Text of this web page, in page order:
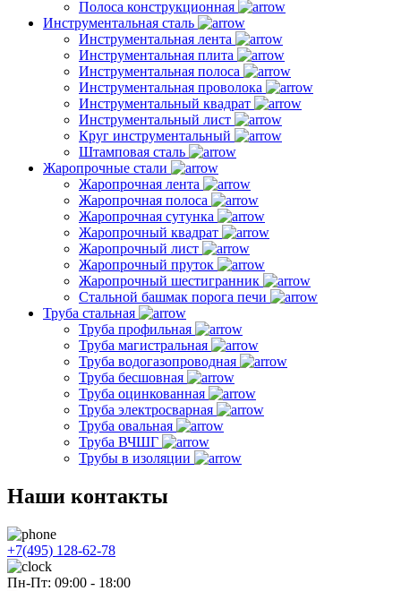
Полоса конструкционная
Инструментальная сталь
Инструментальная лента
Инструментальная плита
Инструментальная полоса
Инструментальная проволока
Инструментальный квадрат
Инструментальный лист
Круг инструментальный
Штамповая сталь
Жаропрочные стали
Жаропрочная лента
Жаропрочная полоса
Жаропрочная сутунка
Жаропрочный квадрат
Жаропрочный лист
Жаропрочный пруток
Жаропрочный шестигранник
Стальной башмак порога печи
Труба стальная
Труба профильная
Труба магистральная
Труба водогазопроводная
Труба бесшовная
Труба оцинкованная
Труба электросварная
Труба овальная
Труба ВЧШГ
Трубы в изоляции
Наши контакты
+7(495) 128-62-78
Пн-Пт: 09:00 - 18:00